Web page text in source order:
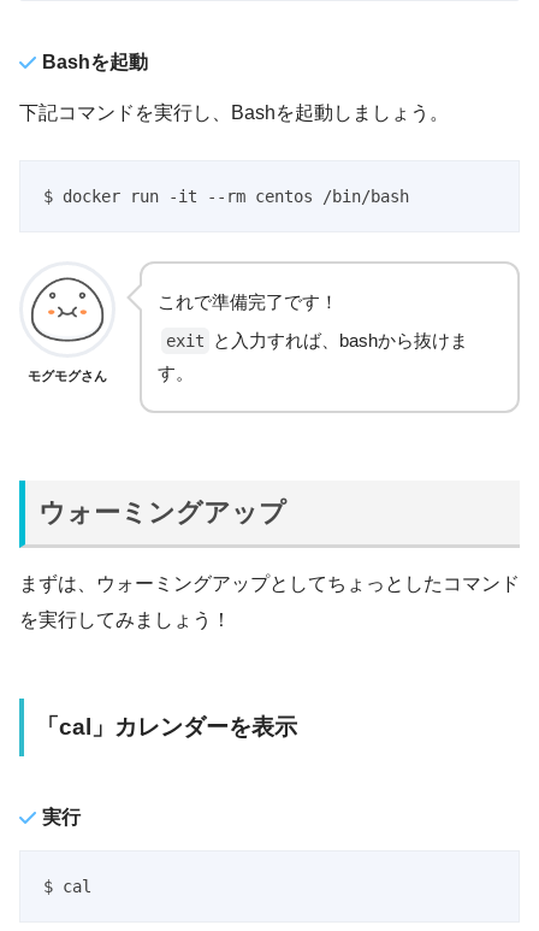
Bashを起動
下記コマンドを実行し、Bashを起動しましょう。
$ docker run -it --rm centos /bin/bash
モグモグさん
これで準備完了です！
exit
と入力すれば、bashから抜けま
す。
ウォーミングアップ
まずは、ウォーミングアップとしてちょっとしたコマンド
を実行してみましょう！
「cal」カレンダーを表示
実行
$ cal